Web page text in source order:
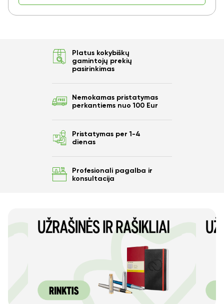
Platus kokybiškų
gamintojų prekių
pasirinkimas
Nemokamas pristatymas
perkantiems nuo 100 Eur
Pristatymas per 1-4
dienas
Profesionali pagalba ir
konsultacija
nuo savo užsakymo?
Ne